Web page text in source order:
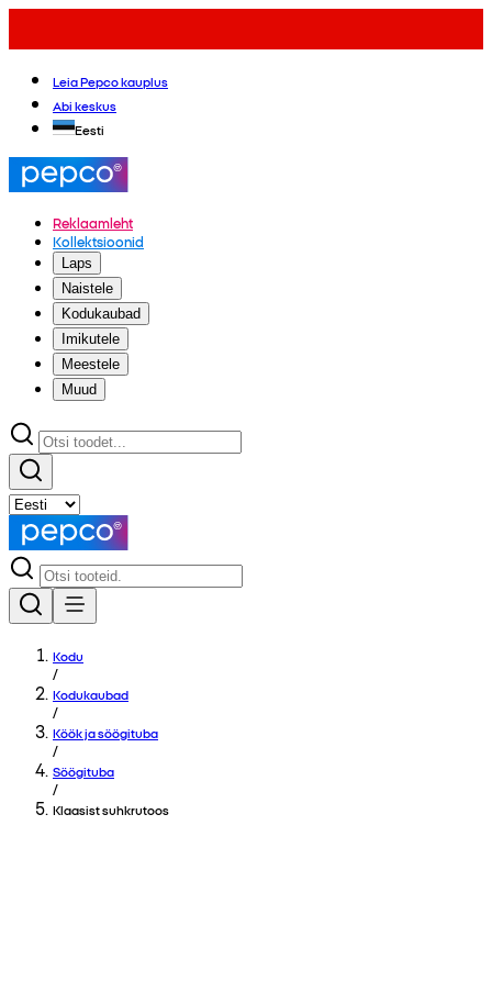
Leia Pepco kauplus
Abi keskus
Eesti
Reklaamleht
Kollektsioonid
Laps
Naistele
Kodukaubad
Imikutele
Meestele
Muud
Kodu
/
Kodukaubad
/
Köök ja söögituba
/
Söögituba
/
Klaasist suhkrutoos